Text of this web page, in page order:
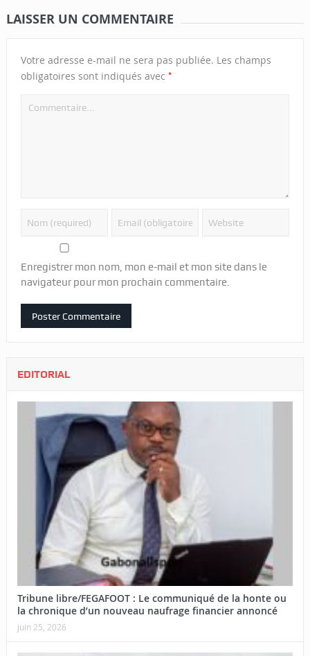
LAISSER UN COMMENTAIRE
Votre adresse e-mail ne sera pas publiée. Les champs
obligatoires sont indiqués avec *
Enregistrer mon nom, mon e-mail et mon site dans le
navigateur pour mon prochain commentaire.
EDITORIAL
Tribune libre/FEGAFOOT : Le communiqué de la honte ou
la chronique d’un nouveau naufrage financier annoncé
juin 25, 2026